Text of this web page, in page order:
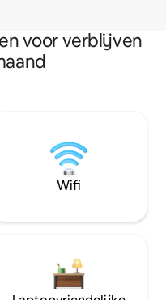
voor verblijven
Wifi